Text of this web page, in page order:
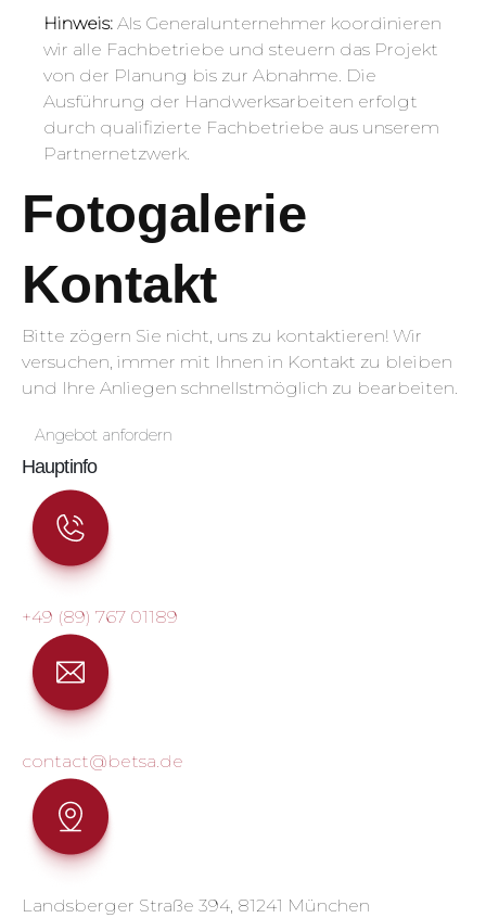
Hinweis: Als Generalunternehmer koordinieren
wir alle Fachbetriebe und steuern das Projekt
von der Planung bis zur Abnahme. Die
Ausführung der Handwerksarbeiten erfolgt
durch qualifizierte Fachbetriebe aus unserem
Partnernetzwerk.
Fotogalerie
Kontakt
Bitte zögern Sie nicht, uns zu kontaktieren! Wir
versuchen, immer mit Ihnen in Kontakt zu bleiben
und Ihre Anliegen schnellstmöglich zu bearbeiten.
Angebot anfordern
Hauptinfo
+49 (89) 767 01189
contact@betsa.de
Landsberger Straße 394, 81241 München